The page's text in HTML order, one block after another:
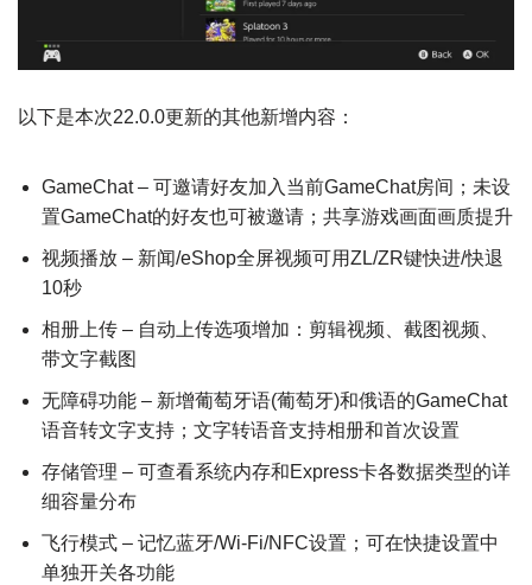
以下是本次22.0.0更新的其他新增内容：
GameChat – 可邀请好友加入当前GameChat房间；未设
置GameChat的好友也可被邀请；共享游戏画面画质提升
视频播放 – 新闻/eShop全屏视频可用ZL/ZR键快进/快退
10秒
相册上传 – 自动上传选项增加：剪辑视频、截图视频、
带文字截图
无障碍功能 – 新增葡萄牙语(葡萄牙)和俄语的GameChat
语音转文字支持；文字转语音支持相册和首次设置
存储管理 – 可查看系统内存和Express卡各数据类型的详
细容量分布
飞行模式 – 记忆蓝牙/Wi-Fi/NFC设置；可在快捷设置中
单独开关各功能